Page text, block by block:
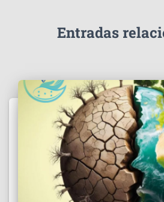
Entradas